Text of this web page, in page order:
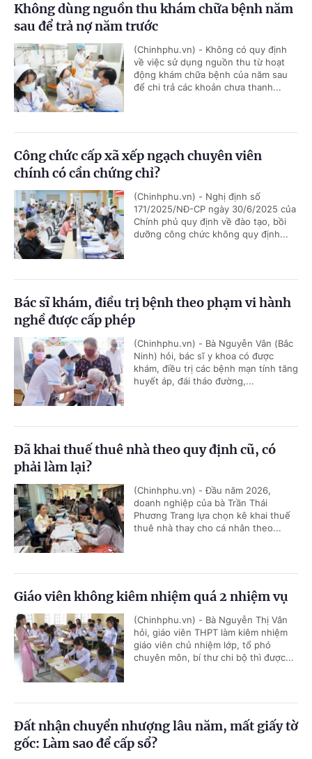
Không dùng nguồn thu khám chữa bệnh năm
sau để trả nợ năm trước
(Chinhphu.vn) - Không có quy định
về việc sử dụng nguồn thu từ hoạt
động khám chữa bệnh của năm sau
để chi trả các khoản chưa thanh...
Công chức cấp xã xếp ngạch chuyên viên
chính có cần chứng chỉ?
(Chinhphu.vn) - Nghị định số
171/2025/NĐ-CP ngày 30/6/2025 của
Chính phủ quy định về đào tạo, bồi
dưỡng công chức không quy định...
Bác sĩ khám, điều trị bệnh theo phạm vi hành
nghề được cấp phép
(Chinhphu.vn) - Bà Nguyễn Vân (Bắc
Ninh) hỏi, bác sĩ y khoa có được
khám, điều trị các bệnh mạn tính tăng
huyết áp, đái tháo đường,...
Đã khai thuế thuê nhà theo quy định cũ, có
phải làm lại?
(Chinhphu.vn) - Đầu năm 2026,
doanh nghiệp của bà Trần Thái
Phương Trang lựa chọn kê khai thuế
thuê nhà thay cho cá nhân theo...
Giáo viên không kiêm nhiệm quá 2 nhiệm vụ
(Chinhphu.vn) - Bà Nguyễn Thị Vân
hỏi, giáo viên THPT làm kiêm nhiệm
giáo viên chủ nhiệm lớp, tổ phó
chuyên môn, bí thư chi bộ thì được...
Đất nhận chuyển nhượng lâu năm, mất giấy tờ
gốc: Làm sao để cấp sổ?